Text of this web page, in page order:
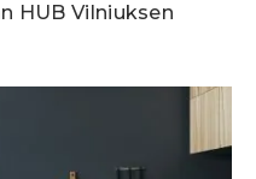
HUB Vilniuksen